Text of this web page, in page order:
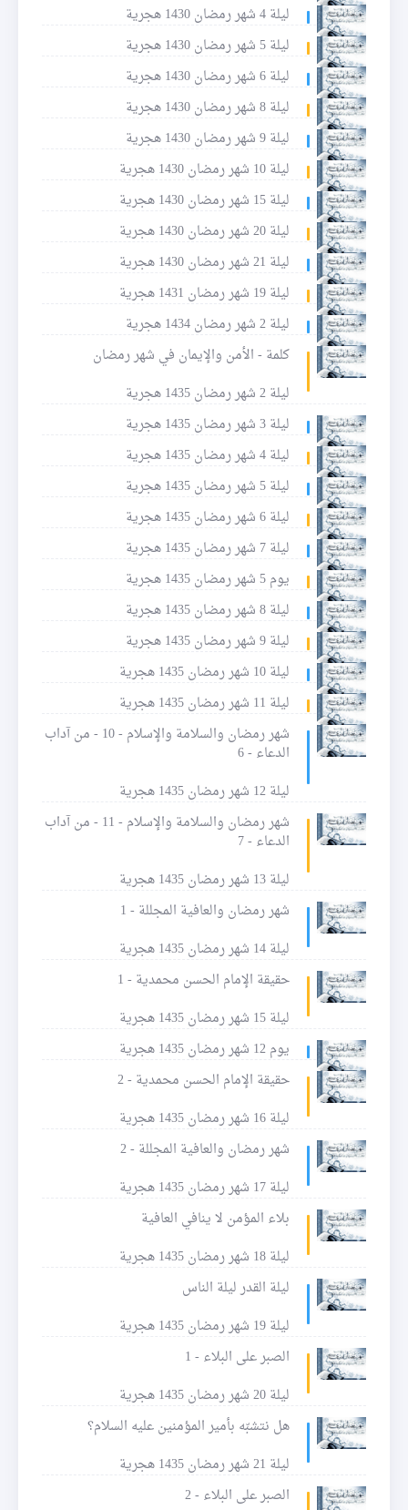
ليلة 4 شهر رمضان 1430 هجرية
ليلة 5 شهر رمضان 1430 هجرية
ليلة 6 شهر رمضان 1430 هجرية
ليلة 8 شهر رمضان 1430 هجرية
ليلة 9 شهر رمضان 1430 هجرية
ليلة 10 شهر رمضان 1430 هجرية
ليلة 15 شهر رمضان 1430 هجرية
ليلة 20 شهر رمضان 1430 هجرية
ليلة 21 شهر رمضان 1430 هجرية
ليلة 19 شهر رمضان 1431 هجرية
ليلة 2 شهر رمضان 1434 هجرية
كلمة - الأمن والإيمان في شهر رمضان
ليلة 2 شهر رمضان 1435 هجرية
ليلة 3 شهر رمضان 1435 هجرية
ليلة 4 شهر رمضان 1435 هجرية
ليلة 5 شهر رمضان 1435 هجرية
ليلة 6 شهر رمضان 1435 هجرية
ليلة 7 شهر رمضان 1435 هجرية
يوم 5 شهر رمضان 1435 هجرية
ليلة 8 شهر رمضان 1435 هجرية
ليلة 9 شهر رمضان 1435 هجرية
ليلة 10 شهر رمضان 1435 هجرية
ليلة 11 شهر رمضان 1435 هجرية
شهر رمضان والسلامة والإسلام - 10 - من آداب
الدعاء - 6
ليلة 12 شهر رمضان 1435 هجرية
شهر رمضان والسلامة والإسلام - 11 - من آداب
الدعاء - 7
ليلة 13 شهر رمضان 1435 هجرية
شهر رمضان والعافية المجللة - 1
ليلة 14 شهر رمضان 1435 هجرية
حقيقة الإمام الحسن محمدية - 1
ليلة 15 شهر رمضان 1435 هجرية
يوم 12 شهر رمضان 1435 هجرية
حقيقة الإمام الحسن محمدية - 2
ليلة 16 شهر رمضان 1435 هجرية
شهر رمضان والعافية المجللة - 2
ليلة 17 شهر رمضان 1435 هجرية
بلاء المؤمن لا ينافي العافية
ليلة 18 شهر رمضان 1435 هجرية
ليلة القدر ليلة الناس
ليلة 19 شهر رمضان 1435 هجرية
الصبر على البلاء - 1
ليلة 20 شهر رمضان 1435 هجرية
هل نتشبّه بأمير المؤمنين عليه السلام؟
ليلة 21 شهر رمضان 1435 هجرية
الصبر على البلاء - 2